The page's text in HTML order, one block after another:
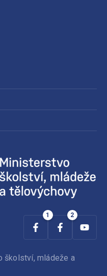
školství, mládeže a